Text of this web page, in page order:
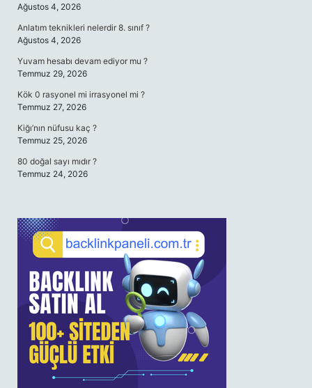
Ağustos 4, 2026
Anlatım teknikleri nelerdir 8. sınıf ?
Ağustos 4, 2026
Yuvam hesabı devam ediyor mu ?
Temmuz 29, 2026
Kök 0 rasyonel mi irrasyonel mi ?
Temmuz 27, 2026
Kiğı’nın nüfusu kaç ?
Temmuz 25, 2026
80 doğal sayı mıdır ?
Temmuz 24, 2026